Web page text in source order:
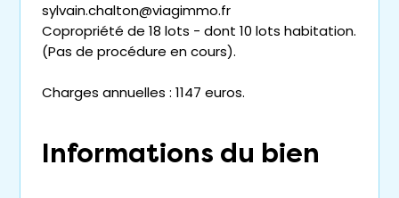
sylvain.chalton@viagimmo.fr
Copropriété de 18 lots - dont 10 lots habitation.
(Pas de procédure en cours).
Charges annuelles : 1147 euros.
Informations du bien